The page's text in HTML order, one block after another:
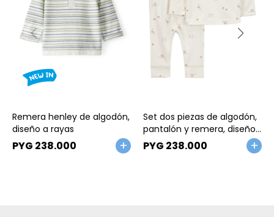
Remera henley de algodón,
diseño a rayas
PYG 238.000
Set dos piezas de algodón,
pantalón y remera, diseño
pájaros
PYG 238.000